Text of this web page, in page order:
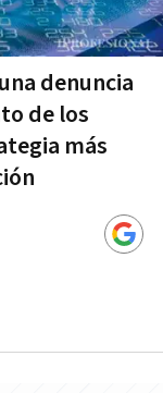
denuncia
de los
más